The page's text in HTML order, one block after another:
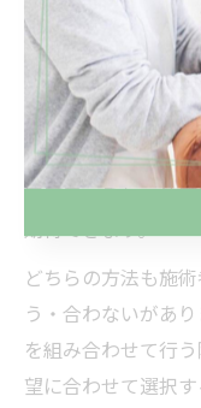
て体内の流れを調整
整体は手技による
きを改善し、即効
方、鍼治療は微細
アプローチし、体
期待できます。
どちらの方法も施
う・合わないがあ
を組み合わせて行
望に合わせて選択す